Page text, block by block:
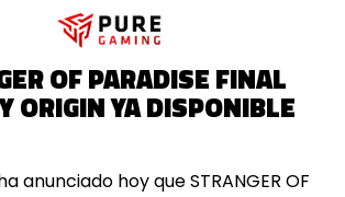
OF PARADISE FINAL
ORIGIN YA DISPONIBLE
anunciado hoy que STRANGER OF